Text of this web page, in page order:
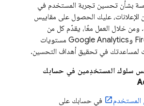
بشأن تحسين تجربة المستخدم في
الإعلانات، عليك الحصول على مقاييس
ومن خلال العمل معًا، يقدّم كل من
Google Analytics مستويات
لمساعدتك في تحقيق أهداف التحسين.
سلوك المستخدِمين في حسابك
في حسابك على